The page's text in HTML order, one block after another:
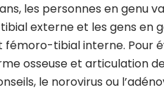
les personnes en genu
externe et les gens en
tibial interne. Pour
osseuse et articulation
le norovirus ou